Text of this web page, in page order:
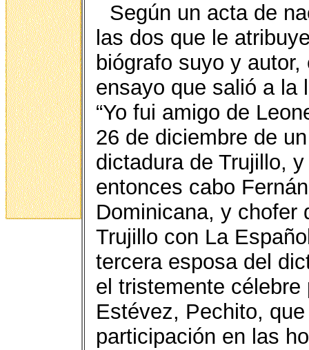
Según un acta de
las dos que le
biógrafo suyo y
ensayo que salió a la
“Yo fui amigo de
26 de diciembre de
dictadura de Trujillo,
entonces cabo
Dominicana, y chofer
Trujillo con La
tercera esposa del
el tristemente
Estévez, Pechito,
participación en las